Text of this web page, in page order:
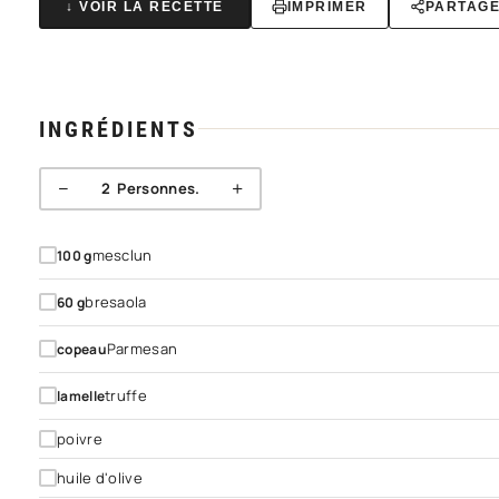
↓ VOIR LA RECETTE IMPRIMER
INGRÉDIENTS
− 2 Personnes. +
100gmesclun
60 gbresaola
copeauParmesan
lamelletruffe
poivre
huile d'olive